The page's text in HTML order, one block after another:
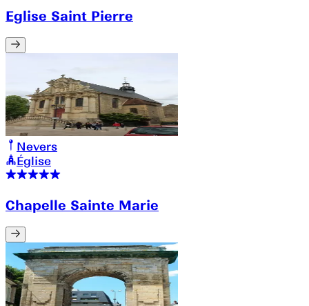
Eglise Saint Pierre
Nevers
Église
Chapelle Sainte Marie